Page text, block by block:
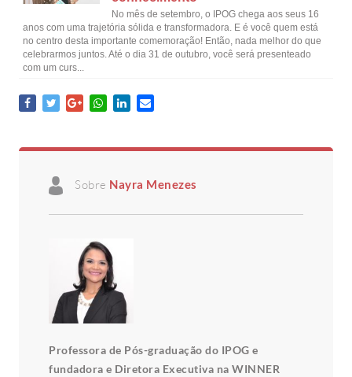
No mês de setembro, o IPOG chega aos seus 16
anos com uma trajetória sólida e transformadora. E é você quem está
no centro desta importante comemoração! Então, nada melhor do que
celebrarmos juntos. Até o dia 31 de outubro, você será presenteado
com um curs...
Sobre Nayra Menezes
Professora de Pós-graduação do IPOG e
fundadora e Diretora Executiva na WINNER